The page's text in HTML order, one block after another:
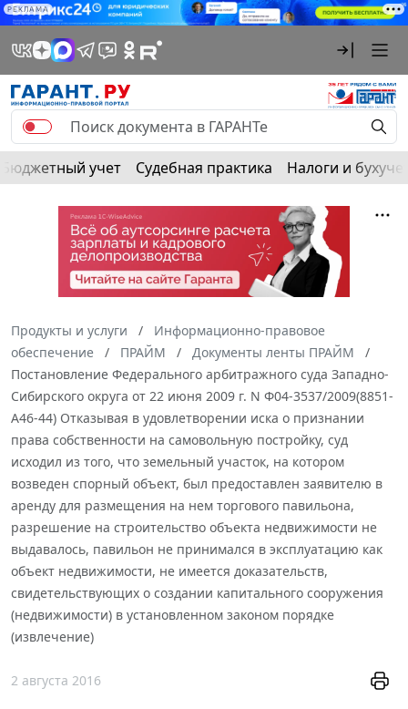
РЕКЛАМА
Бюджетный учет Судебная практика Налоги и
Продукты и услуги
Информационно-правовое
обеспечение
ПРАЙМ
Документы ленты ПРАЙМ
Постановление Федерального арбитражного суда Западно-
Сибирского округа от 22 июня 2009 г. N Ф04-3537/2009(8851-
А46-44) Отказывая в удовлетворении иска о признании
права собственности на самовольную постройку, суд
исходил из того, что земельный участок, на котором
возведен спорный объект, был предоставлен заявителю в
аренду для размещения на нем торгового павильона,
разрешение на строительство объекта недвижимости не
выдавалось, павильон не принимался в эксплуатацию как
объект недвижимости, не имеется доказательств,
свидетельствующих о создании капитального сооружения
(недвижимости) в установленном законом порядке
(извлечение)
2 августа 2016